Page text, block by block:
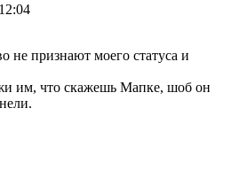
не признают моего статуса и
им, что скажешь Мапке, шоб он